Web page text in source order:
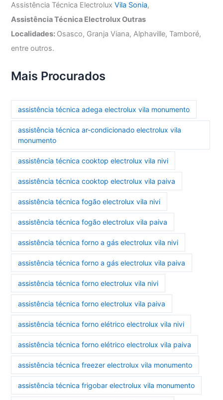
Assistência Técnica ElectroluxVila Sonia,
Assistência Técnica Electrolux Outras
Localidades: Osasco, Granja Viana, Alphaville, Tamboré,
entre outros.
Mais Procurados
assistência técnica adega electrolux vila monumento
assistência técnica ar-condicionado electrolux vila
monumento
assistência técnica cooktop electrolux vila nivi
assistência técnica cooktop electrolux vila paiva
assistência técnica fogão electrolux vila nivi
assistência técnica fogão electrolux vila paiva
assistência técnica forno a gás electrolux vila nivi
assistência técnica forno a gás electrolux vila paiva
assistência técnica forno electrolux vila nivi
assistência técnica forno electrolux vila paiva
assistência técnica forno elétrico electrolux vila nivi
assistência técnica forno elétrico electrolux vila paiva
assistência técnica freezer electrolux vila monumento
assistência técnica frigobar electrolux vila monumento